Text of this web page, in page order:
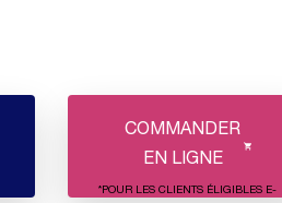
COMMANDER
EN LIGNE
*POUR LES CLIENTS ÉLIGIBLES E-